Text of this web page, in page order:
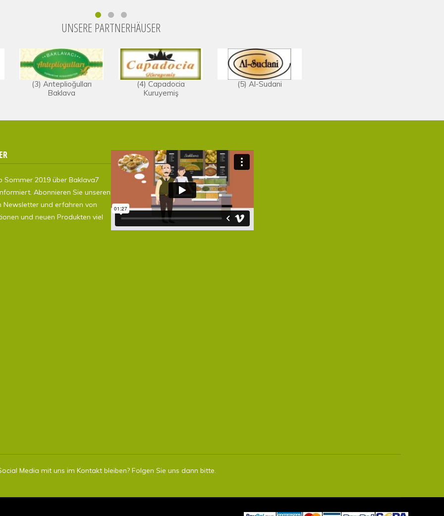
UNSERE PARTNERHÄUSER
(3) Anteplioğulları
Baklava
(4) Capadocia
Kuruyemiş
(5) Al-Sudani
Sommer 2019 über Baklava7
Abonnieren Sie unseren
Newsletter und erfahren von
und neuen Produkten viel
Media mit uns im Kontakt bleiben? Folgen Sie uns dann bitte.